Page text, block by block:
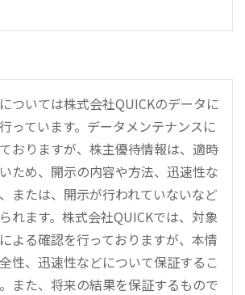
ついては株式会社QUICKのデータに
っています。データメンテナンスに
おりますが、株主優待情報は、適時
ため、開示の内容や方法、迅速性な
または、開示が行われていないなど
れます。株式会社QUICKでは、対象
よる確認を行っておりますが、本情
性、迅速性などについて保証するこ
また、将来の結果を保証するもので